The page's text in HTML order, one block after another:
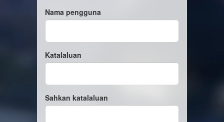
Nama pengguna
Katalaluan
Sahkan katalaluan